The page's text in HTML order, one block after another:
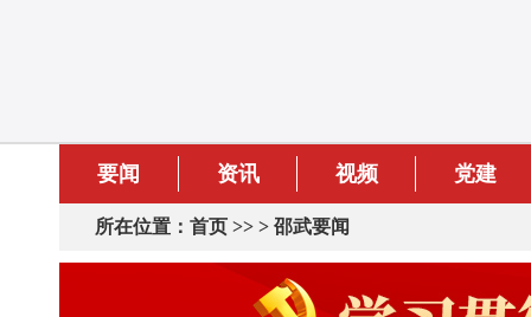
要闻 资讯 视频 党建
所在位置： 首页 >> > 邵武要闻